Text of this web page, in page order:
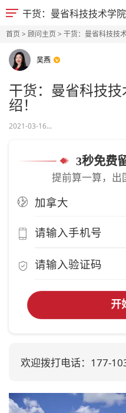
干货：曼省科技技术学
首页> 顾问主页> 干货：曼省科技技
吴燕
干货：曼省科技
绍！
2021-03-16...
3秒免费
提前算一算，出
开
欢迎拨打电话：177-